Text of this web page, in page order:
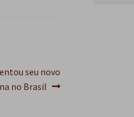
seu novo
no Brasil